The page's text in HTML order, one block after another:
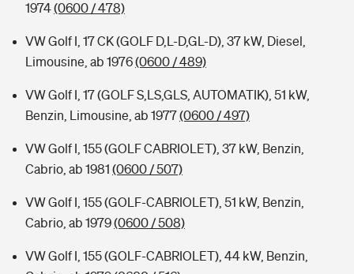
Sie haben Fragen?
1974(0600 / 478)
VW Golf I, 17 CK (GOLF D,L-D,GL-D), 37 kW, Diesel,
Limousine, ab 1976(0600 / 489)
VW Golf I, 17 (GOLF S,LS,GLS, AUTOMATIK), 51 kW,
Benzin, Limousine, ab 1977(0600 / 497)
VW Golf I, 155 (GOLF CABRIOLET), 37 kW, Benzin,
Cabrio, ab 1981 (0600 / 507)
VW Golf I, 155 (GOLF-CABRIOLET), 51 kW, Benzin,
Cabrio, ab 1979(0600 / 508)
VW Golf I, 155 (GOLF-CABRIOLET), 44 kW, Benzin,